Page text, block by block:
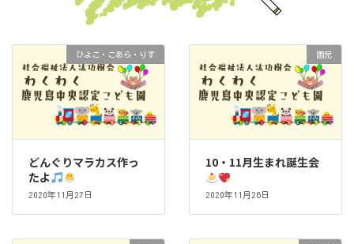
ひよこ・こあら・りす
どんぐりマラカス作っ
たよ
2020年11月27日
園児
10・11月生まれ誕生会
2020年11月26日